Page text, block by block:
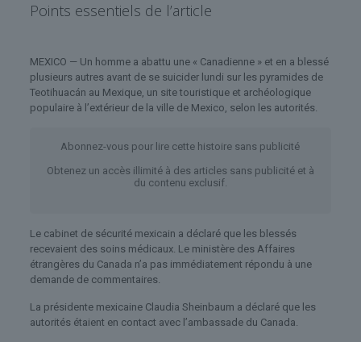
Points essentiels de l’article
MEXICO — Un homme a abattu une « Canadienne » et en a blessé
plusieurs autres avant de se suicider lundi sur les pyramides de
Teotihuacán au Mexique, un site touristique et archéologique
populaire à l’extérieur de la ville de Mexico, selon les autorités.
Abonnez-vous pour lire cette histoire sans publicité
Obtenez un accès illimité à des articles sans publicité et à
du contenu exclusif.
Le cabinet de sécurité mexicain a déclaré que les blessés
recevaient des soins médicaux. Le ministère des Affaires
étrangères du Canada n’a pas immédiatement répondu à une
demande de commentaires.
La présidente mexicaine Claudia Sheinbaum a déclaré que les
autorités étaient en contact avec l’ambassade du Canada.